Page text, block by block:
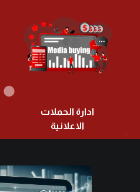
ادارة الحملات
الاعلانية